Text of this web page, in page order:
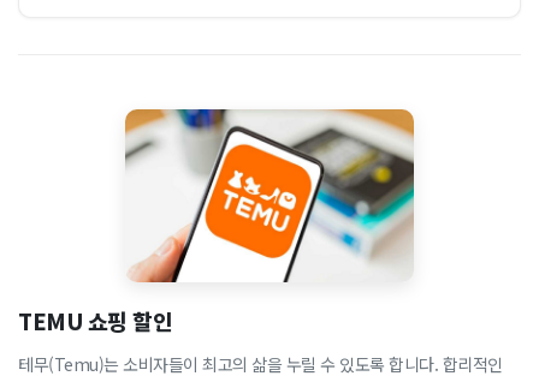
TEMU 쇼핑 할인
테무(Temu)는 소비자들이 최고의 삶을 누릴 수 있도록 합니다. 합리적인